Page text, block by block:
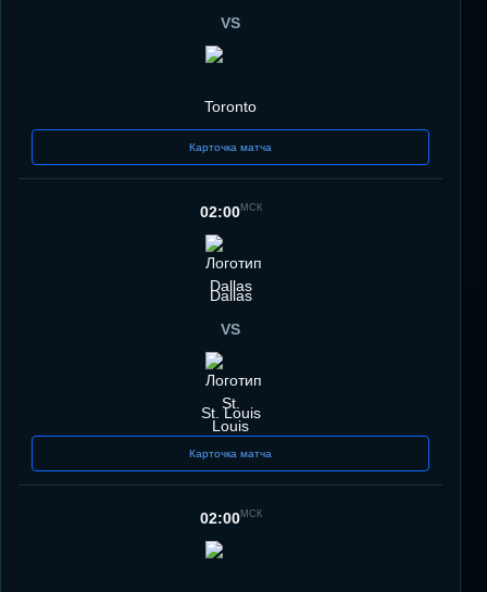
VS
Toronto
Карточка матча
02:00МСК
Dallas
VS
St. Louis
Карточка матча
02:00МСК